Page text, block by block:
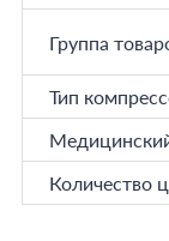
Группа
Тип
Количество